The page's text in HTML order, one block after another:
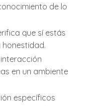
de lo
que sí estás
en un ambiente
específicos